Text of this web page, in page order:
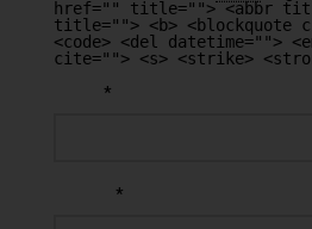
href="" title=""> <abbr
title=""> <b> <blockquote
<code> <del datetime="">
cite=""> <s> <strike>
*
*